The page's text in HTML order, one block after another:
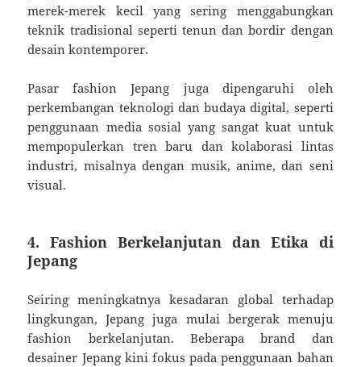
merek-merek kecil yang sering menggabungkan
teknik tradisional seperti tenun dan bordir dengan
desain kontemporer.
Pasar fashion Jepang juga dipengaruhi oleh
perkembangan teknologi dan budaya digital, seperti
penggunaan media sosial yang sangat kuat untuk
mempopulerkan tren baru dan kolaborasi lintas
industri, misalnya dengan musik, anime, dan seni
visual.
4. Fashion Berkelanjutan dan Etika di
Jepang
Seiring meningkatnya kesadaran global terhadap
lingkungan, Jepang juga mulai bergerak menuju
fashion berkelanjutan. Beberapa brand dan
desainer Jepang kini fokus pada penggunaan bahan